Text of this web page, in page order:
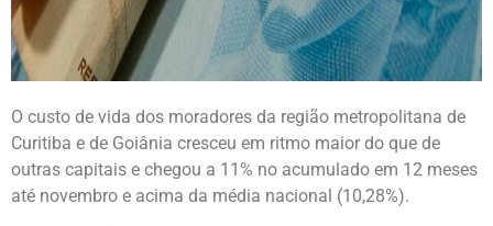
O custo de vida dos moradores da região metropolitana de
Curitiba e de Goiânia cresceu em ritmo maior do que de
outras capitais e chegou a 11% no acumulado em 12 meses
até novembro e acima da média nacional (10,28%).